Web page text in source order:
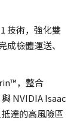
技術，強化雙
檢體運送、
，整合
NVIDIA Isaac
達的高風險區